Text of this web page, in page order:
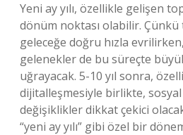
Yeni ay yılı, özellikle gelişen
dönüm noktası olabilir. Çünkü
geleceğe doğru hızla
gelenekler de bu süreçte
uğrayacak. 5-10 yıl sonra,
dijitalleşmesiyle birlikte,
değişiklikler dikkat çekici
“yeni ay yılı” gibi özel bir